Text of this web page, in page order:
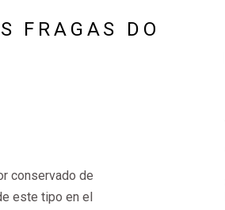
FRAGAS DO
conservado de
este tipo en el